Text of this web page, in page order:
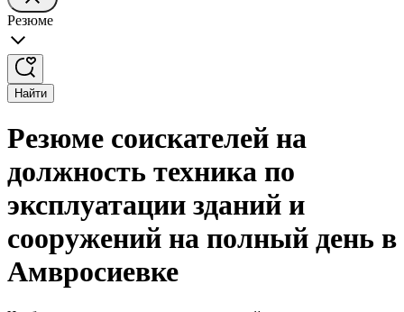
Резюме
Найти
Резюме соискателей на
должность техника по
эксплуатации зданий и
сооружений на полный день в
Амвросиевке